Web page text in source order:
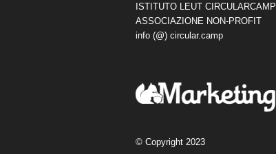
ISTITUTO LEUT CIRCULARCAMP
ASSOCIAZIONE NON-PROFIT
info (@) circular.camp
© Copyright 2023